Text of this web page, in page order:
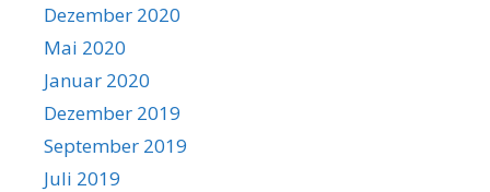
Dezember 2020
Mai 2020
Januar 2020
Dezember 2019
September 2019
Juli 2019